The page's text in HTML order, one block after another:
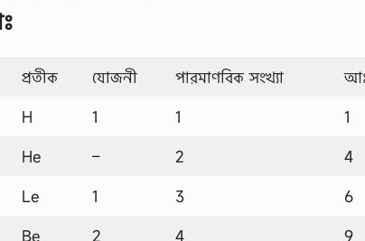
প্রতীক যোজনী পারমাণবিক সংখ্যা
আঃ
H 1 1
1
He – 2
4
Le 1 3
6
Be 2 4
9